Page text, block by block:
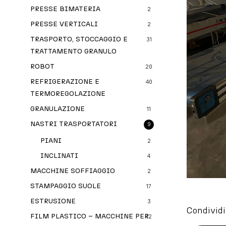
PRESSE BIMATERIA 2
PRESSE VERTICALI 2
TRASPORTO, STOCCAGGIO E
TRATTAMENTO GRANULO
31
ROBOT 20
REFRIGERAZIONE E
TERMOREGOLAZIONE
40
GRANULAZIONE 11
NASTRI TRASPORTATORI 9
PIANI 2
INCLINATI 4
MACCHINE SOFFIAGGIO 2
STAMPAGGIO SUOLE 17
ESTRUSIONE 3
FILM PLASTICO – MACCHINE PER12